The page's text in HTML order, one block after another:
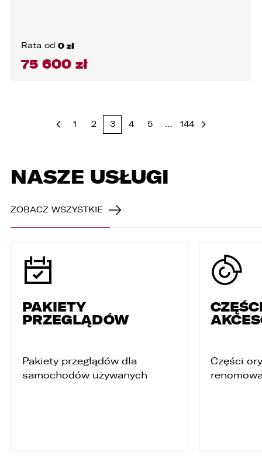
Rata od 0 zł
75 600 zł
1 2 3 4 5 … 144
NASZE USŁUGI
ZOBACZ WSZYSTKIE
PAKIETY
PRZEGLĄDÓW
Pakiety przeglądów dla
samochodów używanych
Części